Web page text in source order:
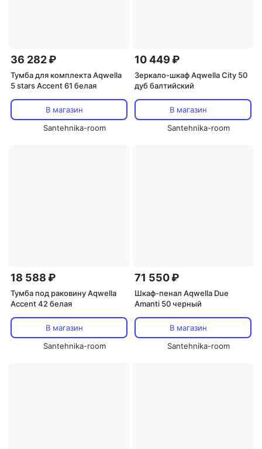
36 282 ₽
Тумба для комплекта Aqwella
5 stars Accent 61 белая
В магазин
Santehnika-room
10 449 ₽
Зеркало-шкаф Aqwella City 50
дуб балтийский
В магазин
Santehnika-room
18 588 ₽
Тумба под раковину Aqwella
Accent 42 белая
В магазин
Santehnika-room
71 550 ₽
Шкаф-пенал Aqwella Due
Amanti 50 черный
В магазин
Santehnika-room